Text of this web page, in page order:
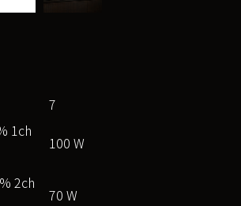
7
1ch
100 W
2ch
70 W